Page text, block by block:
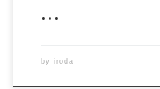
…
by iroda